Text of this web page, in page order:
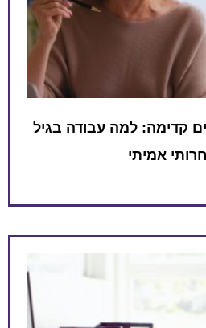
קדימה: למה עבודה בגיל
אמיתי